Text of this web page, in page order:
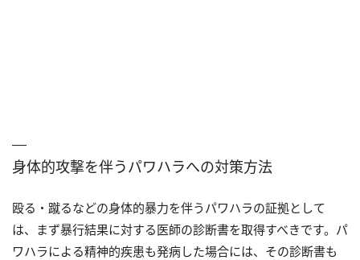
身体的攻撃を伴うパワハラへの対策方法
殴る・蹴るなどの身体的暴力を伴うパワハラの証拠として
は、まず暴行結果に対する医師の診断書を取得すべきです。パ
ワハラによる精神的疾患も発病した場合には、その診断書も